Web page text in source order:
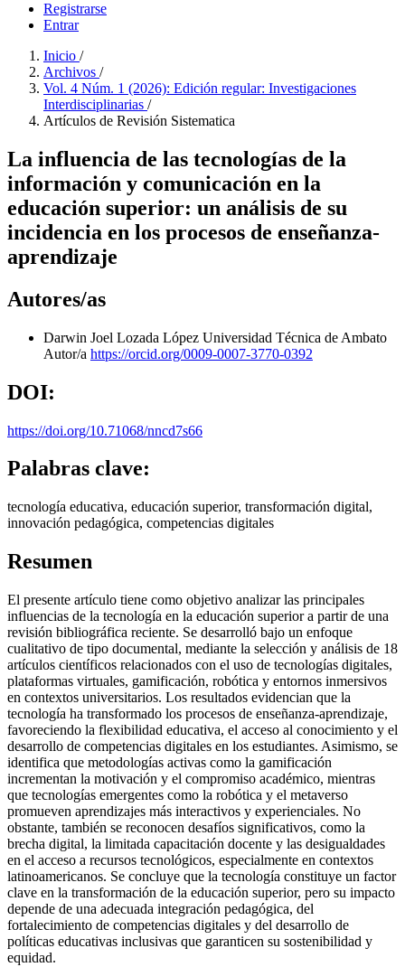
Registrarse
Entrar
Inicio /
Archivos /
Vol. 4 Núm. 1 (2026): Edición regular: Investigaciones
Interdisciplinarias /
Artículos de Revisión Sistematica
La influencia de las tecnologías de la
información y comunicación en la
educación superior: un análisis de su
incidencia en los procesos de enseñanza-
aprendizaje
Autores/as
Darwin Joel Lozada López Universidad Técnica de Ambato
Autor/a https://orcid.org/0009-0007-3770-0392
DOI:
https://doi.org/10.71068/nncd7s66
Palabras clave:
tecnología educativa, educación superior, transformación digital,
innovación pedagógica, competencias digitales
Resumen
El presente artículo tiene como objetivo analizar las principales
influencias de la tecnología en la educación superior a partir de una
revisión bibliográfica reciente. Se desarrolló bajo un enfoque
cualitativo de tipo documental, mediante la selección y análisis de 18
artículos científicos relacionados con el uso de tecnologías digitales,
plataformas virtuales, gamificación, robótica y entornos inmersivos
en contextos universitarios. Los resultados evidencian que la
tecnología ha transformado los procesos de enseñanza-aprendizaje,
favoreciendo la flexibilidad educativa, el acceso al conocimiento y el
desarrollo de competencias digitales en los estudiantes. Asimismo, se
identifica que metodologías activas como la gamificación
incrementan la motivación y el compromiso académico, mientras
que tecnologías emergentes como la robótica y el metaverso
promueven aprendizajes más interactivos y experienciales. No
obstante, también se reconocen desafíos significativos, como la
brecha digital, la limitada capacitación docente y las desigualdades
en el acceso a recursos tecnológicos, especialmente en contextos
latinoamericanos. Se concluye que la tecnología constituye un factor
clave en la transformación de la educación superior, pero su impacto
depende de una adecuada integración pedagógica, del
fortalecimiento de competencias digitales y del desarrollo de
políticas educativas inclusivas que garanticen su sostenibilidad y
equidad.